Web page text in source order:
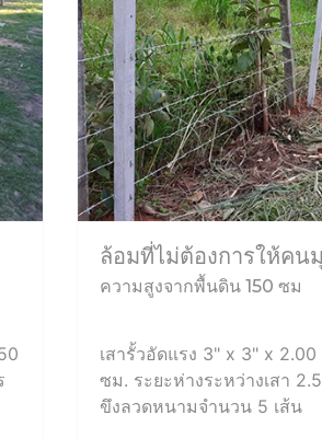
ล้อมที่ไม่ต้องการให้คน
ความสูงจากพื้นดิน 150 ซม
เสารั้วอัดแรง 3" x 3" x
ซม. ระยะห่างระหว่างเสา
ขึงลวดหนามจำนวน 5 เส้น